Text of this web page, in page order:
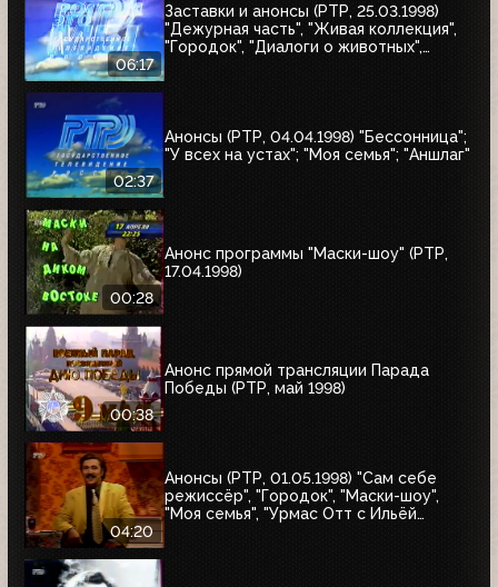
06:17
Заставки и анонсы (РТР, 25.03.1998)
"Дежурная часть", "Живая коллекция",
"Городок", "Диалоги о животных",
02:37
Анонсы (РТР, 04.04.1998) "Бессонница";
"У всех на устах"; "Моя семья"; "Аншлаг"
00:28
Анонс программы "Маски-шоу" (РТР,
17.04.1998)
00:38
Анонс прямой трансляции Парада
Победы (РТР, май 1998)
04:20
Анонсы (РТР, 01.05.1998) "Сам себе
режиссёр", "Городок", "Маски-шоу",
"Моя семья", "Урмас Отт с Ильёй